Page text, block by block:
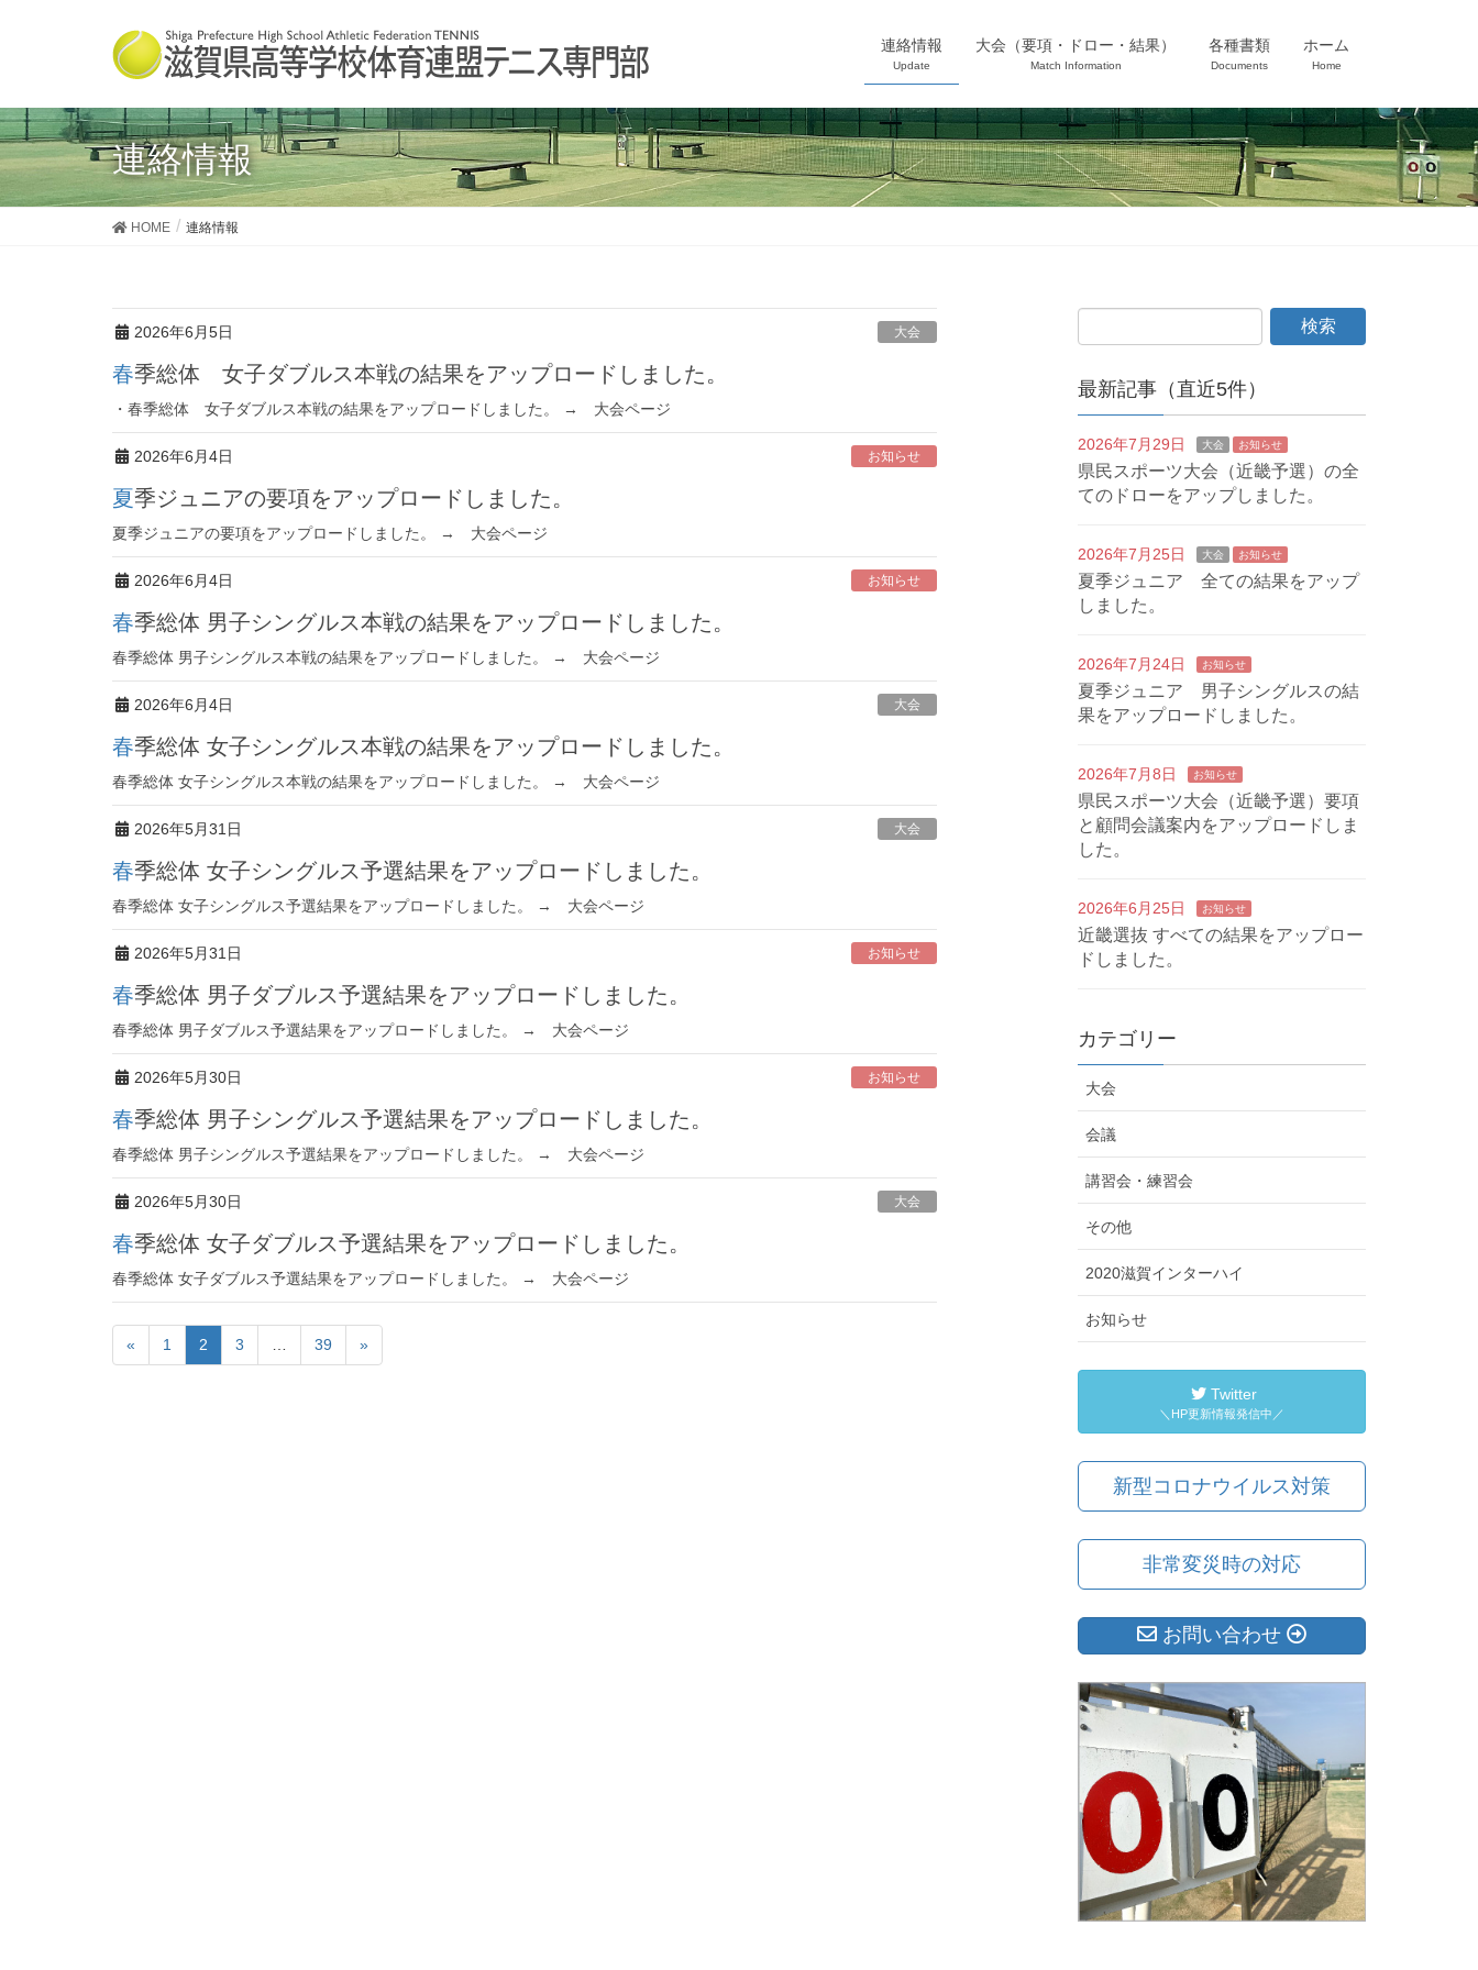
連絡情報
Update
大会（要項・ドロー・結果）
Match Information
各種書類
Documents
ホーム
Home
連絡情報
HOME 連絡情報
2026年6月5日 大会
春季総体 女子ダブルス本戦の結果をアップロードしました。
・春季総体 女子ダブルス本戦の結果をアップロードしました。 → 大会ページ
2026年6月4日 お知らせ
夏季ジュニアの要項をアップロードしました。
夏季ジュニアの要項をアップロードしました。 → 大会ページ
2026年6月4日 お知らせ
春季総体 男子シングルス本戦の結果をアップロードしました。
春季総体 男子シングルス本戦の結果をアップロードしました。 → 大会ページ
2026年6月4日 大会
春季総体 女子シングルス本戦の結果をアップロードしました。
春季総体 女子シングルス本戦の結果をアップロードしました。 → 大会ページ
2026年5月31日 大会
春季総体 女子シングルス予選結果をアップロードしました。
春季総体 女子シングルス予選結果をアップロードしました。 → 大会ページ
2026年5月31日 お知らせ
春季総体 男子ダブルス予選結果をアップロードしました。
春季総体 男子ダブルス予選結果をアップロードしました。 → 大会ページ
2026年5月30日 お知らせ
春季総体 男子シングルス予選結果をアップロードしました。
春季総体 男子シングルス予選結果をアップロードしました。 → 大会ページ
2026年5月30日 大会
春季総体 女子ダブルス予選結果をアップロードしました。
春季総体 女子ダブルス予選結果をアップロードしました。 → 大会ページ
« 1 2 3 39 »
最新記事（直近5件）
2026年7月29日 大会 お知らせ
県民スポーツ大会（近畿予選）の全
てのドローをアップしました。
2026年7月25日 大会 お知らせ
夏季ジュニア 全ての結果をアップ
しました。
2026年7月24日 お知らせ
夏季ジュニア 男子シングルスの結
果をアップロードしました。
2026年7月8日 お知らせ
県民スポーツ大会（近畿予選）要項
と顧問会議案内をアップロードしま
した。
2026年6月25日 お知らせ
近畿選抜 すべての結果をアップロー
ドしました。
カテゴリー
大会
会議
講習会・練習会
その他
2020滋賀インターハイ
お知らせ
Twitter
＼HP更新情報発信中／
新型コロナウイルス対策
非常変災時の対応
お問い合わせ